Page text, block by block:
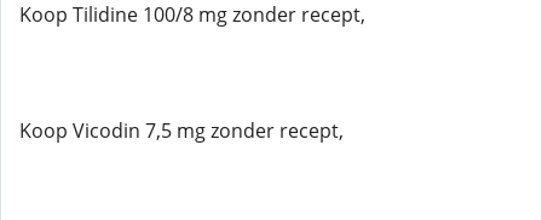
Koop Tilidine 100/8 mg zonder recept,
Koop Vicodin 7,5 mg zonder recept,